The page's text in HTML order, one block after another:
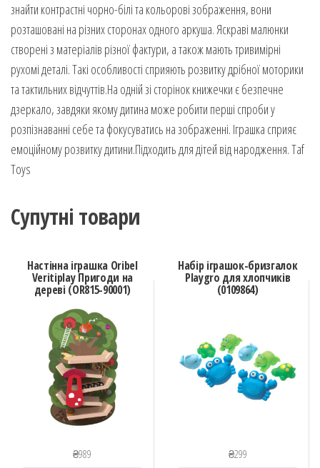
знайти контрастні чорно-білі та кольорові зображення, вони
розташовані на різних сторонах одного аркуша. Яскраві малюнки
створені з матеріалів різної фактури, а також мають тривимірні
рухомі деталі. Такі особливості сприяють розвитку дрібної моторики
та тактильних відчуттів.На одній зі сторінок книжечки є безпечне
дзеркало, завдяки якому дитина може робити перші спроби у
розпізнаванні себе та фокусуватись на зображенні. Іграшка сприяє
емоційному розвитку дитини.Підходить для дітей від народження. Taf
Toys
Супутні товари
Настінна іграшка Oribel
Veritiplay Пригоди на
дереві (OR815-90001)
₴989
Набір іграшок-бризгалок
Playgro для хлопчиків
(0109864)
₴299